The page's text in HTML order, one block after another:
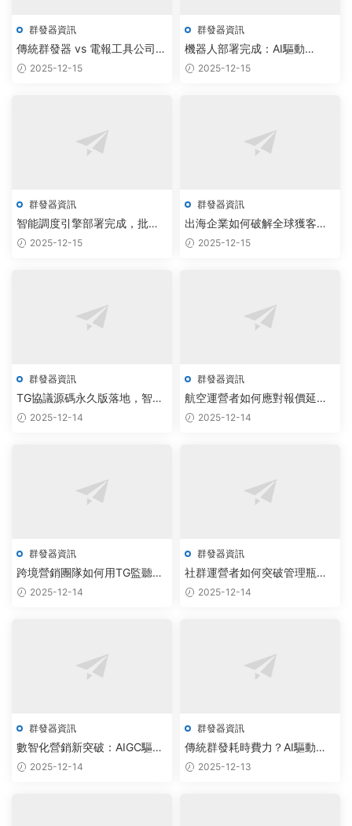
群發器資訊
傳統群發器 vs 電報工具公司：
紙飛機私信腳本驅動數智化通
2025-12-15
群發器資訊
機器人部署完成：AI驅動
Telegram群發器實現全自動社
2025-12-15
群發器資訊
智能調度引擎部署完成，批量
加群效率提升300%
2025-12-15
群發器資訊
出海企業如何破解全球獲客難
題？AI群發機器人實現批量采
2025-12-15
群發器資訊
TG協議源碼永久版落地，智能
調度引擎驅動紙飛機軟件實現
2025-12-14
群發器資訊
航空運營者如何應對報價延
遲？飛機協議網頁版與智能群
2025-12-14
群發器資訊
跨境營銷團隊如何用TG監聽軟
件工作室的AI群發器提升10倍
2025-12-14
群發器資訊
社群運營者如何突破管理瓶
頸？雲端智能協同系統實現自
2025-12-14
群發器資訊
數智化營銷新突破：AIGC驅動
群發助手實現雲端精準觸達
2025-12-14
群發器資訊
傳統群發耗時費力？AI驅動紙
飛機軟件實現智能批量協同
2025-12-13